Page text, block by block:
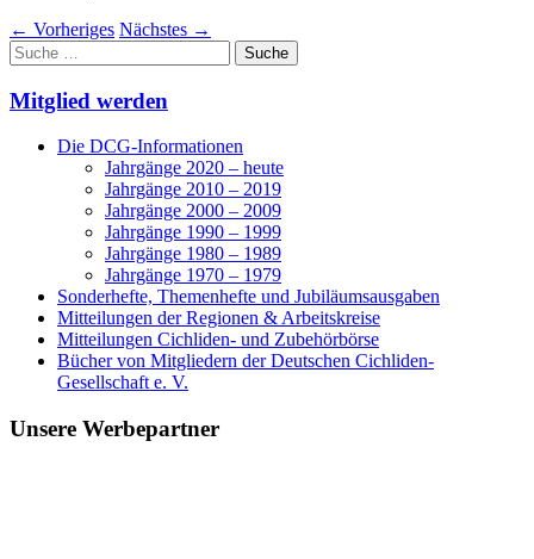
← Vorheriges Nächstes →
Suche
nach:
Mitglied werden
Die DCG-Informationen
Jahrgänge 2020 – heute
Jahrgänge 2010 – 2019
Jahrgänge 2000 – 2009
Jahrgänge 1990 – 1999
Jahrgänge 1980 – 1989
Jahrgänge 1970 – 1979
Sonderhefte, Themenhefte und Jubiläumsausgaben
Mitteilungen der Regionen & Arbeitskreise
Mitteilungen Cichliden- und Zubehörbörse
Bücher von Mitgliedern der Deutschen Cichliden-
Gesellschaft e. V.
Unsere Werbepartner